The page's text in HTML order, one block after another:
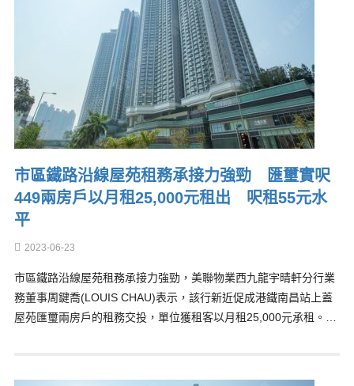
市區鐵路沿線屋苑租務承接力強勁 匯璽實呎
449兩房戶以月租25,000元租出 呎租55元水
平
2023-06-23
市區鐵路沿線屋苑租務承接力強勁，美聯物業西九龍宇晴軒分行業
務董事周鍵喬(LOUIS CHAU)表示，該行新近促成港鐵南昌站上蓋
屋苑匯璽兩房戶的租務交投，單位獲租客以月租25,000元承租。…